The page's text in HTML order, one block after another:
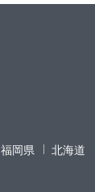
福岡県 北海道